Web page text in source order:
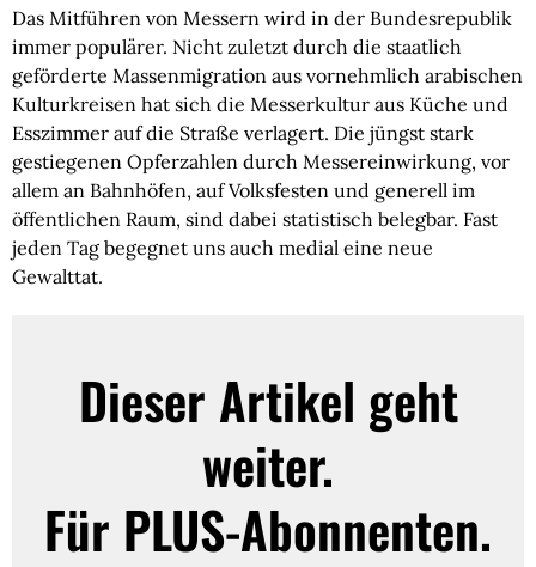
Das Mitführen von Messern wird in der Bundesrepublik
immer populärer. Nicht zuletzt durch die staatlich
geförderte Massenmigration aus vornehmlich arabischen
Kulturkreisen hat sich die Messerkultur aus Küche und
Esszimmer auf die Straße verlagert. Die jüngst stark
gestiegenen Opferzahlen durch Messereinwirkung, vor
allem an Bahnhöfen, auf Volksfesten und generell im
öffentlichen Raum, sind dabei statistisch belegbar. Fast
jeden Tag begegnet uns auch medial eine neue
Gewalttat.
Dieser Artikel geht
weiter.
Für PLUS-Abonnenten.